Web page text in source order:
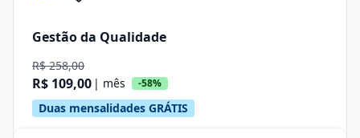
Gestão da Qualidade
R$ 258,00
R$ 109,00 | mês -58%
Duas mensalidades GRÁTIS